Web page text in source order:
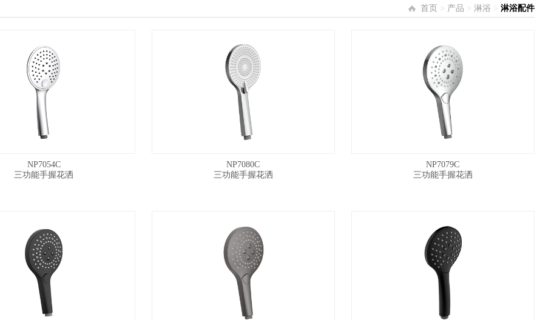
首页 > 产品 > 淋浴 > 淋浴配件
NP7054C
三功能手握花洒
NP7080C
三功能手握花洒
NP7079C
三功能手握花洒